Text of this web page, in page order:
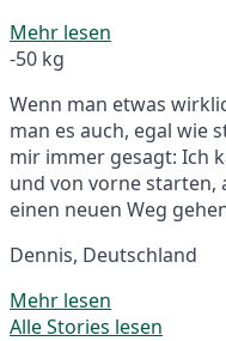
Mehr lesen
-50 kg
Wenn man etwas
man es auch, egal wie
mir immer gesagt: Ich
und von vorne starten,
einen neuen Weg
Dennis, Deutschland
Mehr lesen
Alle Stories lesen